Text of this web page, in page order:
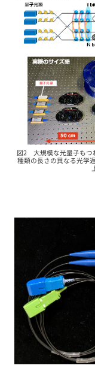
図2 大規模な光量子もつ
種類の長さの異なる光学